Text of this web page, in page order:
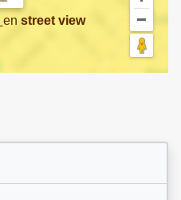
en street view